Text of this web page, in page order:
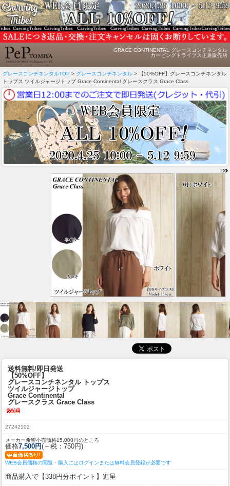
GRACE CONTINENTAL グレースコンチネンタル
カービングトライブス正規販売店
グレースコンチネンタルTOP > グレースコンチネンタル > 【50%OFF】グレースコンチネンタル
トップス ツイルジャージトップ Grace Continental グレースクラス Grace Class
送料無料/即日発送
【50%OFF】
グレースコンチネンタル トップス
ツイルジャージトップ
Grace Continental
グレースクラス Grace Class
27242102
メーカー希望小売価格15,000円のところ
価格7,500円(＋税：750円)
WEB会員価格の閲覧・購入にはログインまたは無料会員登録が必要です
商品購入で【338円分ポイント】進呈